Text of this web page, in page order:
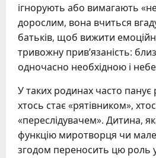
ігнорують або вимагають
дорослим, вона вчиться
батьків, щоб вижити
тривожну прив’язаність:
одночасно необхідною і
У таких родинах часто
хтось стає «рятівником»,
«переслідувачем». Дитина,
функцію миротворця чи
згодом переносить цю роль